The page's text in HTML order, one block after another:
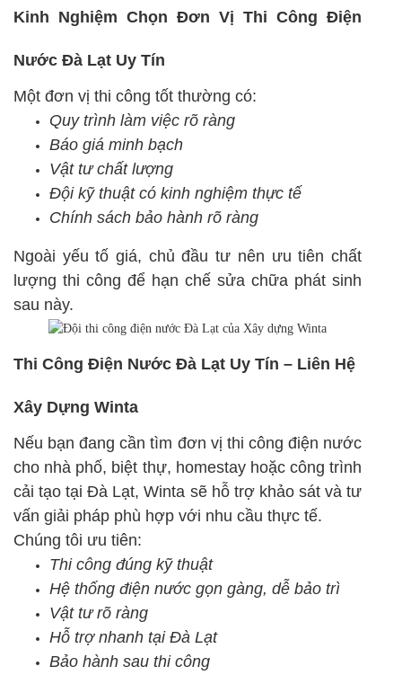
Kinh Nghiệm Chọn Đơn Vị Thi Công Điện
Nước Đà Lạt Uy Tín
Một đơn vị thi công tốt thường có:
Quy trình làm việc rõ ràng
Báo giá minh bạch
Vật tư chất lượng
Đội kỹ thuật có kinh nghiệm thực tế
Chính sách bảo hành rõ ràng
Ngoài yếu tố giá, chủ đầu tư nên ưu tiên chất
lượng thi công để hạn chế sửa chữa phát sinh
sau này.
Thi Công Điện Nước Đà Lạt Uy Tín – Liên Hệ
Xây Dựng Winta
Nếu bạn đang cần tìm đơn vị thi công điện nước
cho nhà phố, biệt thự, homestay hoặc công trình
cải tạo tại Đà Lạt, Winta sẽ hỗ trợ khảo sát và tư
vấn giải pháp phù hợp với nhu cầu thực tế.
Chúng tôi ưu tiên:
Thi công đúng kỹ thuật
Hệ thống điện nước gọn gàng, dễ bảo trì
Vật tư rõ ràng
Hỗ trợ nhanh tại Đà Lạt
Bảo hành sau thi công